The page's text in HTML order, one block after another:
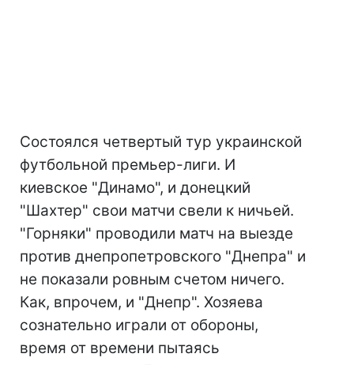
Состоялся четвертый тур украинской
футбольной премьер-лиги. И
киевское "Динамо", и донецкий
"Шахтер" свои матчи свели к ничьей.
"Горняки" проводили матч на выезде
против днепропетровского "Днепра" и
не показали ровным счетом ничего.
Как, впрочем, и "Днепр". Хозяева
сознательно играли от обороны,
время от времени пытаясь